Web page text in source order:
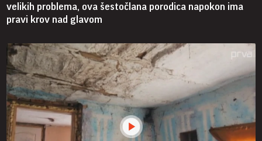
velikih problema, ova šestočlana porodica napokon ima
pravi krov nad glavom